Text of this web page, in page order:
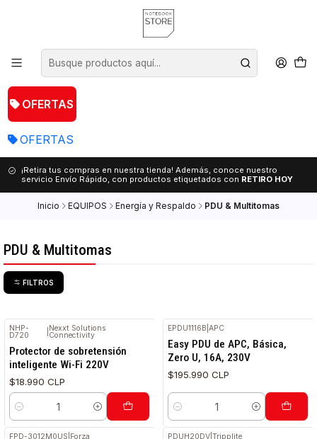
OFERTAS
OFERTAS
¡Retira tus compras en nuestra tienda! Además, conoce nuestro
servicio Envío Rápido, con productos etiquetados con RETIRO HOY
Inicio EQUIPOS Energía y Respaldo PDU & Multitomas
PDU & Multitomas
FILTROS
NHP-
D720
Nexxt Solutions
Connectivity
Protector de sobretensión
inteligente Wi-Fi 220V
$18.990 CLP
Cantidad
EPDU1116B |APC
Easy PDU de APC, Básica,
Zero U, 16A, 230V
$195.990 CLP
Cantidad
FPD-3012M0US Forza PDUH20DV |Tripplite